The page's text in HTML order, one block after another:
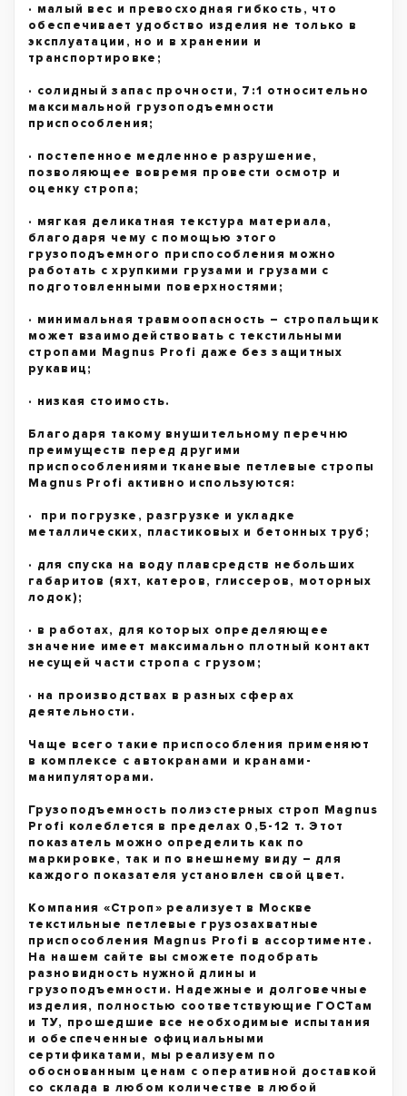
· малый вес и превосходная гибкость, что
обеспечивает удобство изделия не только в
эксплуатации, но и в хранении и
транспортировке;
· солидный запас прочности, 7:1 относительно
максимальной грузоподъемности
приспособления;
· постепенное медленное разрушение,
позволяющее вовремя провести осмотр и
оценку стропа;
· мягкая деликатная текстура материала,
благодаря чему с помощью этого
грузоподъемного приспособления можно
работать с хрупкими грузами и грузами с
подготовленными поверхностями;
· минимальная травмоопасность – стропальщик
может взаимодействовать с текстильными
стропами Magnus Profi даже без защитных
рукавиц;
· низкая стоимость.
Благодаря такому внушительному перечню
преимуществ перед другими
приспособлениями тканевые петлевые стропы
Magnus Profi активно используются:
· при погрузке, разгрузке и укладке
металлических, пластиковых и бетонных труб;
· для спуска на воду плавсредств небольших
габаритов (яхт, катеров, глиссеров, моторных
лодок);
· в работах, для которых определяющее
значение имеет максимально плотный контакт
несущей части стропа с грузом;
· на производствах в разных сферах
деятельности.
Чаще всего такие приспособления применяют
в комплексе с автокранами и кранами-
манипуляторами.
Грузоподъемность полиэстерных строп Magnus
Profi колеблется в пределах 0,5-12 т. Этот
показатель можно определить как по
маркировке, так и по внешнему виду – для
каждого показателя установлен свой цвет.
Компания «Строп» реализует в Москве
текстильные петлевые грузозахватные
приспособления Magnus Profi в ассортименте.
На нашем сайте вы сможете подобрать
разновидность нужной длины и
грузоподъемности. Надежные и долговечные
изделия, полностью соответствующие ГОСТам
и ТУ, прошедшие все необходимые испытания
и обеспеченные официальными
сертификатами, мы реализуем по
обоснованным ценам с оперативной доставкой
со склада в любом количестве в любой